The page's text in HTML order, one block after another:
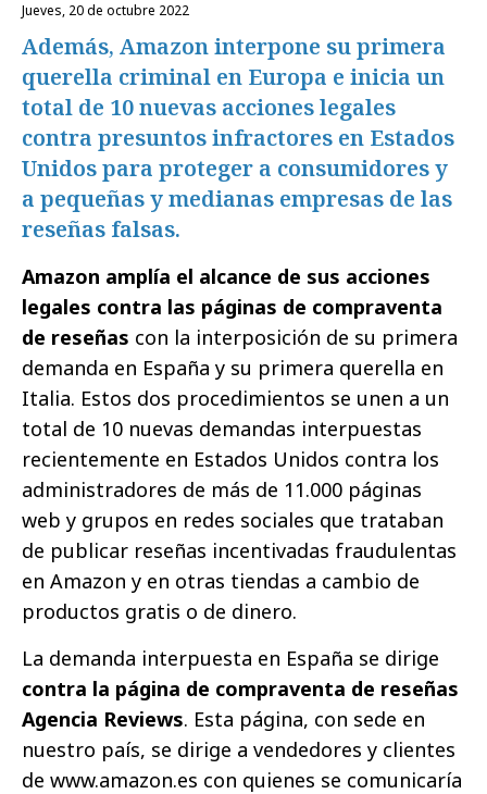
jueves, 20 de octubre 2022
Además, Amazon interpone su primera
querella criminal en Europa e inicia un
total de 10 nuevas acciones legales
contra presuntos infractores en Estados
Unidos para proteger a consumidores y
a pequeñas y medianas empresas de las
reseñas falsas.
Amazon amplía el alcance de sus acciones
legales contra las páginas de compraventa
de reseñas con la interposición de su primera
demanda en España y su primera querella en
Italia. Estos dos procedimientos se unen a un
total de 10 nuevas demandas interpuestas
recientemente en Estados Unidos contra los
administradores de más de 11.000 páginas
web y grupos en redes sociales que trataban
de publicar reseñas incentivadas fraudulentas
en Amazon y en otras tiendas a cambio de
productos gratis o de dinero.
La demanda interpuesta en España se dirige
contra la página de compraventa de reseñas
Agencia Reviews. Esta página, con sede en
nuestro país, se dirige a vendedores y clientes
de www.amazon.es con quienes se comunicaría